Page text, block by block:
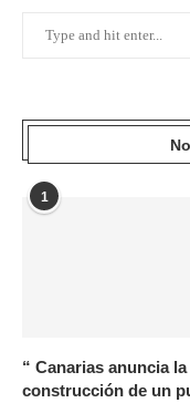
1
“ Canarias anuncia la
construcción de un